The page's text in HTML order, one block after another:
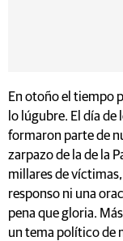
En otoño el tiempo
lo lúgubre. El día de
formaron parte de
zarpazo de la de la
millares de
responso ni una
pena que gloria.
un tema político de